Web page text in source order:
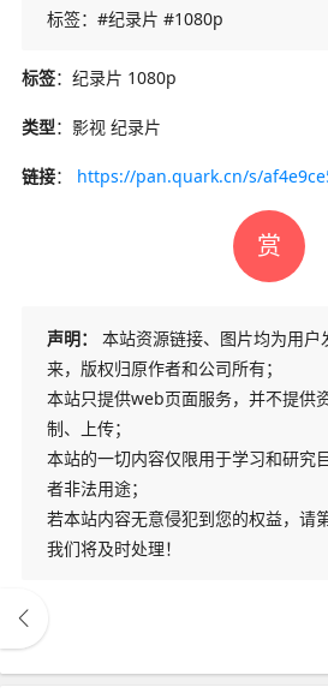
标签：#纪录片 #1080p
标签：纪录片 1080p
类型：影视 纪录片
链接： https://pan.quark.cn/s/
赏
声明：
本站资源链接、图片均为用
来，版权归原作者和公司所有；
本站只提供web页面服务，并不提供
制、上传；
本站的一切内容仅限用于学习和研究
者非法用途；
若本站内容无意侵犯到您的权益，请
我们将及时处理！